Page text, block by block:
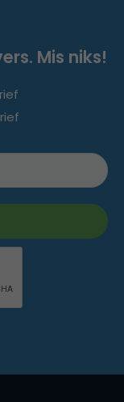
Mis niks!